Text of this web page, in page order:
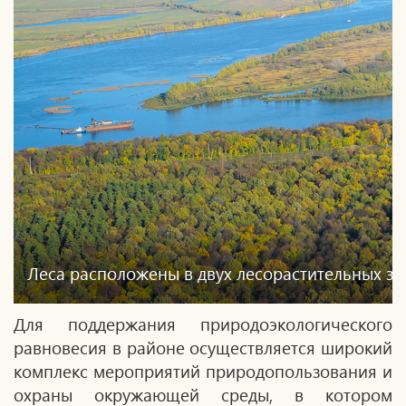
Леса расположены в двух лесорастительных
Для поддержания природоэкологического
равновесия в районе осуществляется широкий
комплекс мероприятий природопользования и
охраны окружающей среды, в котором